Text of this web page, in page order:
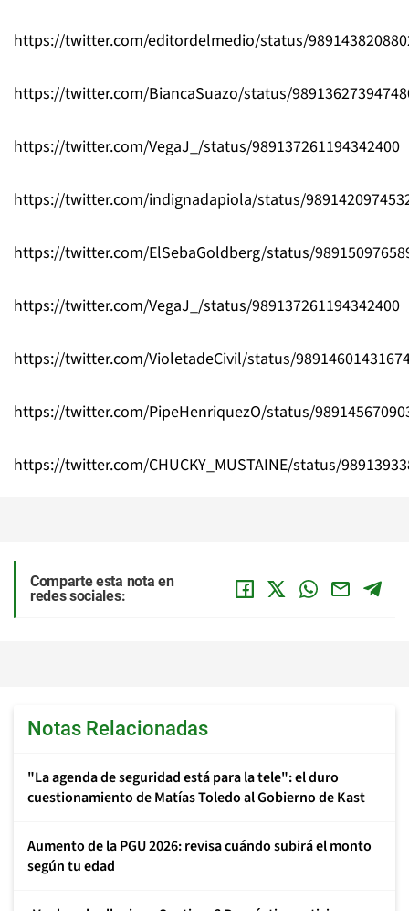
https://twitter.com/editordelmedio/status/
https://twitter.com/BiancaSuazo/status/
https://twitter.com/VegaJ_/status/989137261194342400
https://twitter.com/indignadapiola/status/
https://twitter.com/ElSebaGoldberg/status/
https://twitter.com/VegaJ_/status/989137261194342400
https://twitter.com/VioletadeCivil/status/
https://twitter.com/PipeHenriquezO/status/
https://twitter.com/CHUCKY_MUSTAINE/status/
Comparte esta nota en
redes sociales:
Notas Relacionadas
"La agenda de seguridad está para la tele": el duro
cuestionamiento de Matías Toledo al Gobierno de Kast
Aumento de la PGU 2026: revisa cuándo subirá el monto
según tu edad